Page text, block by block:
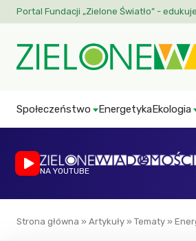
Portal Fundacji „Zielone Światło” -
Społeczeństwo EnergetykaEkologia
NA YOUTUBE
Strona główna » Artykuły » Tematy »